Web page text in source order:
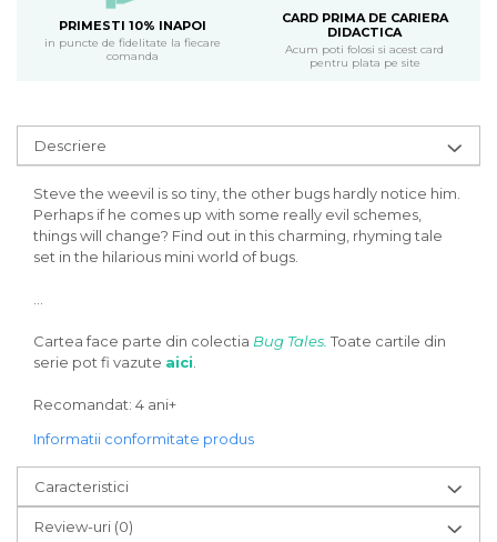
PRIMESTI 10% INAPOI
in puncte de fidelitate la fiecare
comanda
CARD PRIMA DE CARIERA
DIDACTICA
Acum poti folosi si acest card
pentru plata pe site
Descriere
Steve the weevil is so tiny, the other bugs hardly notice him.
Perhaps if he comes up with some really evil schemes,
things will change? Find out in this charming, rhyming tale
set in the hilarious mini world of bugs.
Cartea face parte din colectia Bug Tales. Toate cartile din
serie pot fi vazute aici
Recomandat: 4 ani+
Informatii conformitate produs
Caracteristici
Review-uri (0)